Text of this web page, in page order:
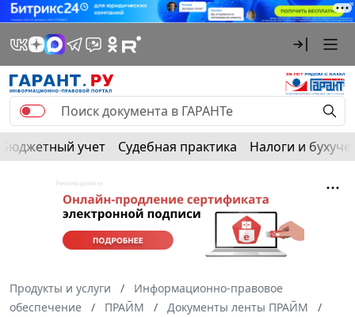
Бюджетный учет Судебная практика Налоги и
Продукты и услуги
Информационно-правовое
обеспечение
ПРАЙМ
Документы ленты ПРАЙМ